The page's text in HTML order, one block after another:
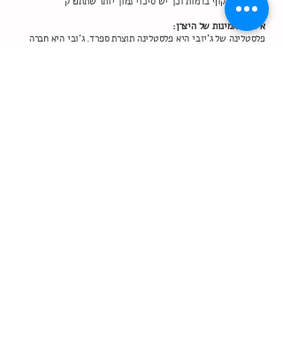
:איכות ואמינות של היצרן
פלסטלינה של ג'יובי היא פלסטלינה תוצרת ספרד. ג'ובי היא חברה